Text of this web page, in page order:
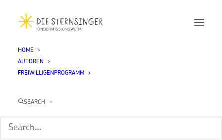
HOME
AUTOREN
FREIWILLIGENPROGRAMM
SEARCH
Matthias Scharpf in